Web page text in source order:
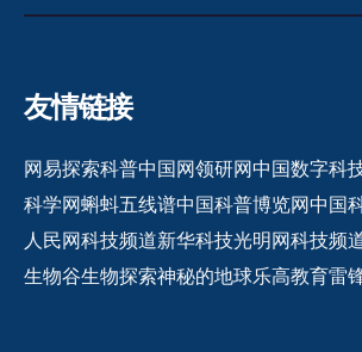
友情链接
网易探索科普中国网领研网中国数字科
科学网蝌蚪五线谱中国科普博览网中国
人民网科技频道新华科技光明网科技频
生物谷生物探索神秘的地球乐高教育雷